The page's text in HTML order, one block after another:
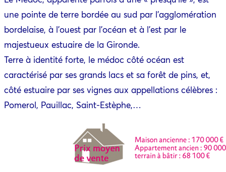
une pointe de terre bordée au sud par l’agglomération
bordelaise, à l’ouest par l’océan et à l’est par le
majestueux estuaire de la Gironde.
Terre à identité forte, le médoc côté océan est
caractérisé par ses grands lacs et sa forêt de pins, et,
côté estuaire par ses vignes aux appellations célèbres :
Pomerol, Pauillac, Saint-Estèphe,…